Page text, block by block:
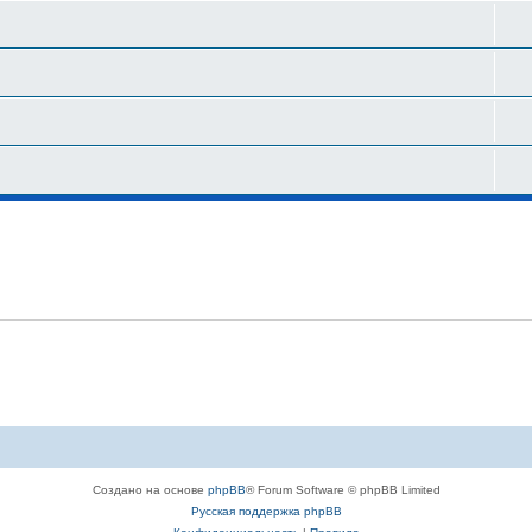
Создано на основе phpBB® Forum Software © phpBB Limited
Русская поддержка phpBB